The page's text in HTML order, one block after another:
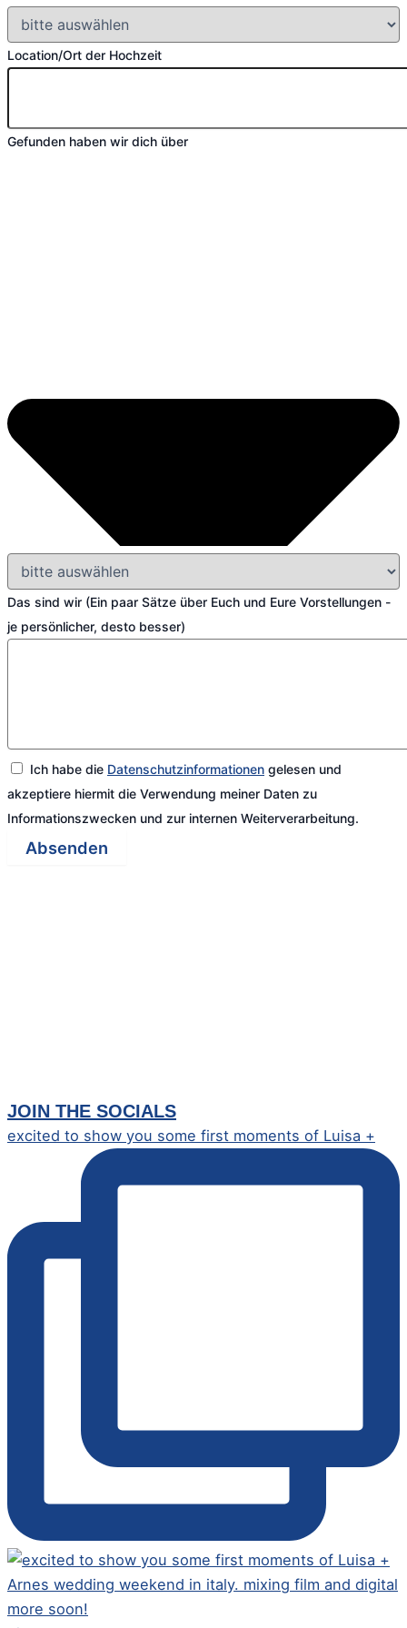
Location/Ort der Hochzeit
Gefunden haben wir dich über
Das sind wir (Ein paar Sätze über Euch und Eure Vorstellungen -
je persönlicher, desto besser)
Ich habe die Datenschutzinformationen gelesen und
akzeptiere hiermit die Verwendung meiner Daten zu
Informationszwecken und zur internen Weiterverarbeitung.
Absenden
JOIN THE SOCIALS
excited to show you some first moments of Luisa +